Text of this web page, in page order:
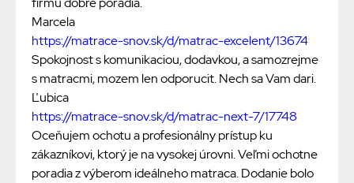
Marcela
https://matrace-snov.sk/d/matrac-excelent/13674
Spokojnost s komunikaciou, dodavkou, a samozrejme
s matracmi, mozem len odporucit. Nech sa Vam dari.
Ľubica
https://matrace-snov.sk/d/matrac-next-7/17748
Oceňujem ochotu a profesionálny prístup ku
zákazníkovi, ktorý je na vysokej úrovni. Veľmi ochotne
poradia z výberom ideálneho matraca. Dodanie bolo